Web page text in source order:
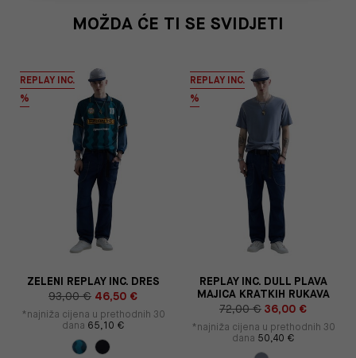
MOŽDA ĆE TI SE SVIDJETI
REPLAY INC.
%
ZELENI REPLAY INC. DRES
93,00 € 46,50 €
*najniža cijena u prethodnih 30
dana 65,10 €
REPLAY INC.
%
REPLAY INC. DULL PLAVA
MAJICA KRATKIH RUKAVA
72,00 € 36,00 €
*najniža cijena u prethodnih 30
dana 50,40 €